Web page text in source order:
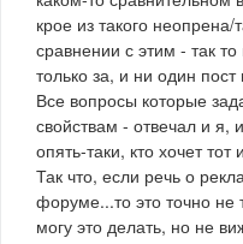
крое из такого неопрена/
сравнении с этим - так
только за, и ни один
Все вопросы которые
свойствам - отвечал и я,
опять-таки, кто хочет тот
Так что, если речь о
форуме...то это точно
могу это делать, но не